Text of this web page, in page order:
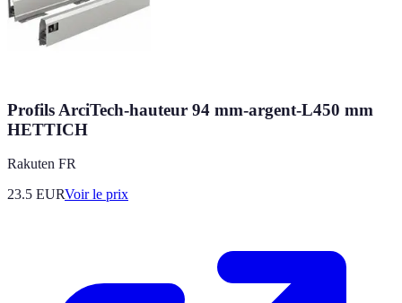
Profils ArciTech-hauteur 94 mm-argent-L450 mm
HETTICH
Rakuten FR
23.5 EURVoir le prix